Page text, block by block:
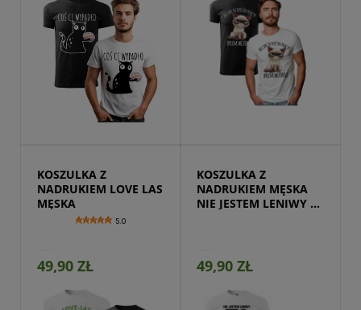
Przejdź do produktu
KOSZULKA Z
NADRUKIEM LOVE LAS
MĘSKA
5.0
49,90 ZŁ
KOSZULKA Z
NADRUKIEM MĘSKA
NIE JESTEM LENIWY
49,90 ZŁ